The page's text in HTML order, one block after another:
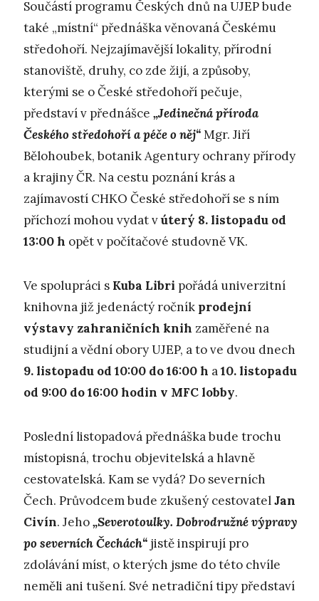
Součástí programu Českých dnů na UJEP bude
také „místní“ přednáška věnovaná Českému
středohoří. Nejzajímavější lokality, přírodní
stanoviště, druhy, co zde žijí, a způsoby,
kterými se o České středohoří pečuje,
představí v přednášce „Jedinečná příroda
Českého středohoří a péče o něj“Mgr. Jiří
Bělohoubek, botanik Agentury ochrany přírody
a krajiny ČR. Na cestu poznání krás a
zajímavostí CHKO České středohoří se s ním
příchozí mohou vydat vúterý 8. listopadu od
13:00 h opět v počítačové studovně VK.
Ve spolupráci s Kuba Libri pořádá univerzitní
knihovna již jedenáctý ročník prodejní
výstavy zahraničních knih zaměřené na
studijní a vědní obory UJEP, a to ve dvou dnech
9. listopadu od 10:00 do 16:00 h a10. listopadu
od 9:00 do 16:00 hodin v MFC lobby.
Poslední listopadová přednáška bude trochu
místopisná, trochu objevitelská a hlavně
cestovatelská. Kam se vydá? Do severních
Čech. Průvodcem bude zkušený cestovatelJan
Civín. Jeho„Severotoulky. Dobrodružné výpravy
po severních Čechách“ jistě inspirují pro
zdolávání míst, o kterých jsme do této chvíle
neměli ani tušení. Své netradiční tipy představí